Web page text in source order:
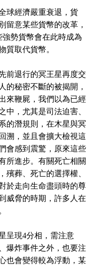
球經濟嚴重衰退，貨
留意某些貨幣的改革，
勢貨幣會在此時成為
質取代貨幣。
前退行的冥王星再度交
的秘密不斷的被揭開，
來鞭屍，我們以為已經
中，尤其是司法迫害、
的潛規則，在木星與冥
溯，並且會擴大檢視這
會感到震驚，原來這些
所進步。有關死亡相關
殯葬、死亡的選擇權、
於走向生命盡頭時的尊
威脅的時期，許多人在
呈現4分相，需注意
爆炸事件之外，也要注
也會變得較為浮動，某